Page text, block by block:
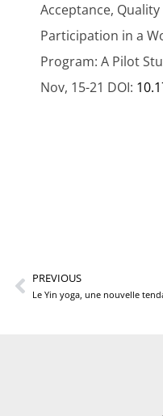
Acceptance,
Participation in a
Program: A Pilot
Nov, 15-21 DOI:
PREVIOUS